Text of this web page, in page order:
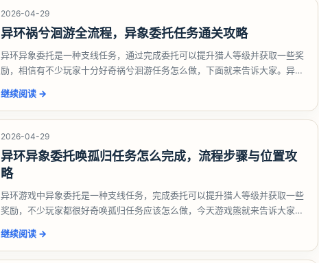
2026-04-29
异环祸兮洄游全流程，异象委托任务通关攻略
异环异象委托是一种支线任务，通过完成委托可以提升猎人等级并获取一些奖
励，相信有不少玩家十分好奇祸兮洄游任务怎么做，下面就来告诉大家。异环
继续阅读 →
2026-04-29
异环异象委托唤孤归任务怎么完成，流程步骤与位置攻
略
异环游戏中异象委托是一种支线任务，完成委托可以提升猎人等级并获取一些
奖励，不少玩家都很好奇唤孤归任务应该怎么做，今天游戏熊就来告诉大家。
继续阅读 →